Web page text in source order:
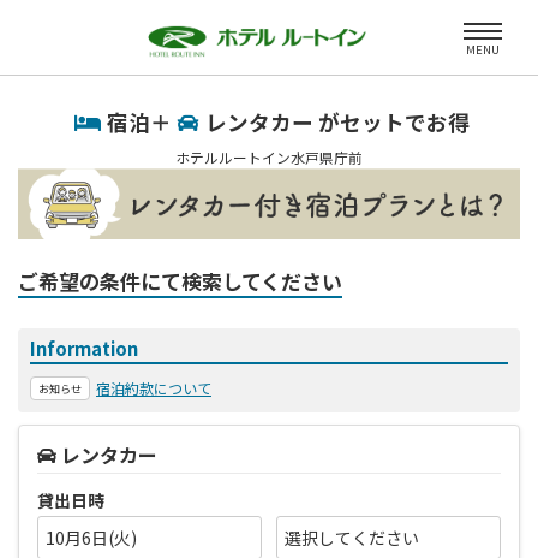
MENU
宿泊＋ レンタカー がセットでお得
ホテルルートイン水戸県庁前
ご希望の条件にて検索してください
Information
お知らせ 宿泊約款について
レンタカー
貸出日時
10月6日(火)